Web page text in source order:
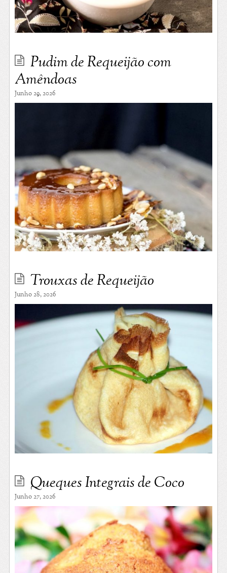
Pudim de Requeijão com
Amêndoas
Junho 29, 2026
Trouxas de Requeijão
Junho 28, 2026
Queques Integrais de Coco
Junho 27, 2026